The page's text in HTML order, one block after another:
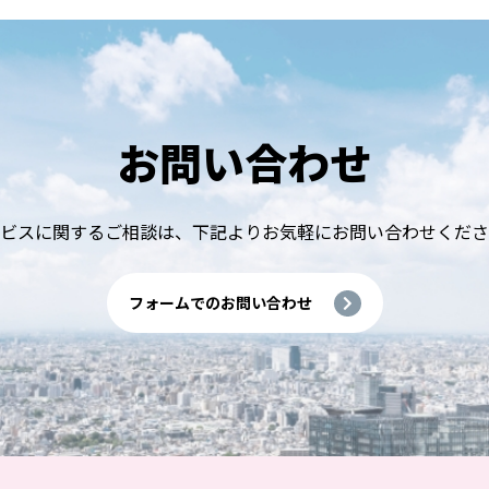
お問い合わせ
スに関するご相談は、 下記よりお気軽にお問い合わせくだ
フォームでのお問い合わせ